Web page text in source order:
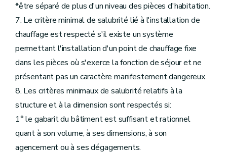
*être séparé de plus d'un niveau des pièces d'habitation.
7. Le critère minimal de salubrité lié à l'installation de
chauffage est respecté s'il existe un système
permettant l'installation d'un point de chauffage fixe
dans les pièces où s'exerce la fonction de séjour et ne
présentant pas un caractère manifestement dangereux.
8. Les critères minimaux de salubrité relatifs à la
structure et à la dimension sont respectés si:
1° le gabarit du bâtiment est suffisant et rationnel
quant à son volume, à ses dimensions, à son
agencement ou à ses dégagements.